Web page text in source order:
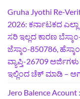
Gruha Jyothi Re-
2026: ಕರ್ನಾಟಕದ
ಸರಿ ಇಲ್ಲದ ಕಾರಣ
ಜೆಸ್ಕಾಂ-850786,
ವ್ಯಾಪ್ತಿ-26709
ಇಲ್ಲಿಂದ ಚೆಕ್ ಮಾಡಿ –
Jero Balence